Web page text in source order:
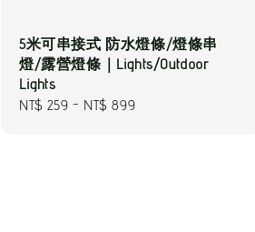
5米可串接式 防水燈條/燈條串
燈/露營燈條｜Lights/Outdoor
Lights
Regular
NT$ 259 - NT$ 899